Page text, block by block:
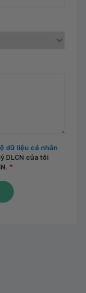
dữ liệu cá nhân
DLCN của tôi
*